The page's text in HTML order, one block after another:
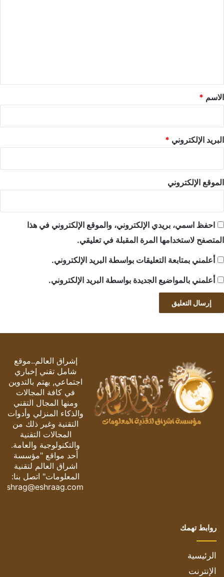
*
الاسم *
البريد الإلكتروني *
الموقع الإلكتروني
احفظ اسمي، بريدي الإلكتروني، والموقع الإلكتروني في هذا
المتصفح لاستخدامها المرة المقبلة في تعليقي.
أعلمني بمتابعة التعليقات بواسطة البريد الإلكتروني.
أعلمني بالمواضيع الجديدة بواسطة البريد الإلكتروني.
إشراق العالم..موقع
شامل تقني إخباري
اجتماعي, يهتم بالتدوين
في كافة المجالات
ومنها المجال التقني
والذكاء المنزلي وأدوات
التقنية وغير ذلك من
المجالات التقنية
والتكنولوجية والعامة.
أحد مواقع "مؤسسة
اشراق العالم لتقنية
المعلومات" اتصل بنا:
eshrag@eshraag.com
روابط تهمك
الرئيسية
الإنترنت